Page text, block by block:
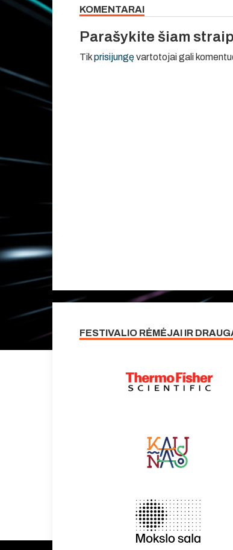
KOMENTARAI
Parašykite šiam
Tikprisijungęvartotojai gali
FESTIVALIO RĖMĖJAI IR